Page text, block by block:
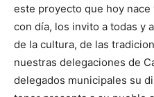
este proyecto que hoy
con día, los invito a todas y
de la cultura, de las
nuestras delegaciones de
delegados municipales su